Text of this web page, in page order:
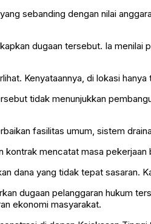
sebanding dengan nilai
dugaan tersebut. Ia
Kenyataannya, di lokasi
tidak menunjukkan
fasilitas umum, sistem
mencatat masa
dana yang tidak tepat sasaran.
dugaan pelanggaran hukum
ekonomi masyarakat.